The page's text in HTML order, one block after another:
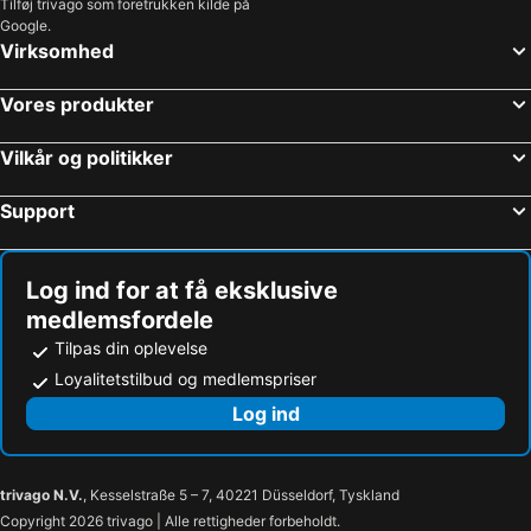
Kongens Nytorv
Marienlyst
Tisvildeleje
Casino Munkebjerg Vejle
Roskilde Festival
Ge-kås
Kiel Julemarked
Møns Klint
Indre By
Hornbæk Vest
Odense Banegård Center
Aarhus Vocal Festival
Hammershus
København Zoo
Knuthenborg
Dyrehaven
Algade
Roskilde Station
Roskilde Domkirke
Vikingeskibs Museet
Roskilde Lufthavn
Hundige
Tilføj trivago som foretrukken kilde på
Google.
Virksomhed
Vores produkter
Vilkår og politikker
Support
Log ind for at få eksklusive
medlemsfordele
Tilpas din oplevelse
Loyalitetstilbud og medlemspriser
Log ind
trivago N.V., Kesselstraße 5 – 7, 40221 Düsseldorf, Tyskland
Copyright 2026 trivago | Alle rettigheder forbeholdt.